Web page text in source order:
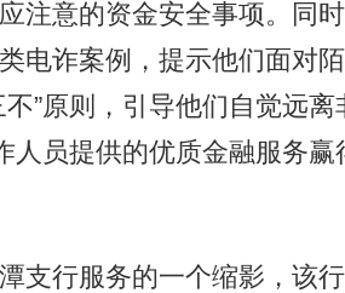
注意的资金安全事项。同
电诈案例，提示他们面对
”原则，引导他们自觉远
人员提供的优质金融服务
行服务的一个缩影，该行